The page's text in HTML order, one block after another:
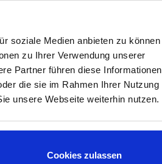
soziale Medien anbieten zu können
zu Ihrer Verwendung unserer
Partner führen diese Informationen
die sie im Rahmen Ihrer Nutzung
unsere Webseite weiterhin nutzen.
Cookies zulassen
demKauf dieser
Die Inverkehrbringer
ein. Deren Preis
weitergereicht.